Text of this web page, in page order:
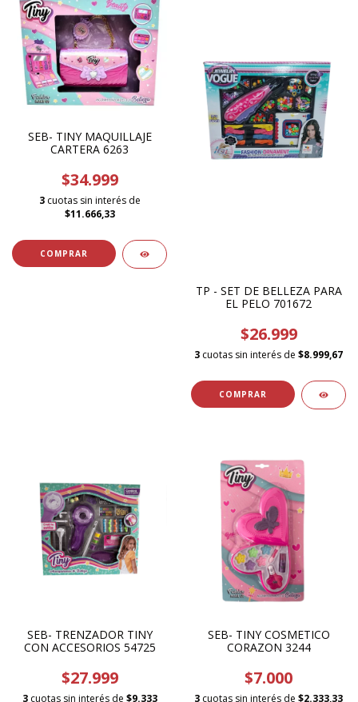
SEB- TINY MAQUILLAJE
CARTERA 6263
$34.999
3 cuotas sin interés de
$11.666,33
TP - SET DE BELLEZA PARA
EL PELO 701672
$26.999
3 cuotas sin interés de $8.999,67
SEB- TRENZADOR TINY
CON ACCESORIOS 54725
$27.999
3 cuotas sin interés de $9.333
SEB- TINY COSMETICO
CORAZON 3244
$7.000
3 cuotas sin interés de $2.333,33